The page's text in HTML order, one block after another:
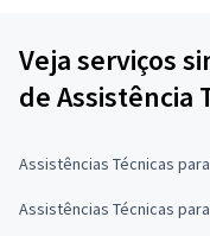
Veja serviços
de Assistência
Assistências Técnicas
Assistências Técnicas